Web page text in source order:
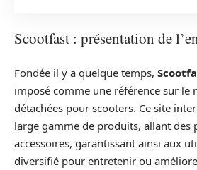
Scootfast : présentation de
Fondée il y a quelque temps,
imposé comme une référence sur le
détachées pour scooters. Ce site
large gamme de produits, allant des
accessoires, garantissant ainsi aux
diversifié pour entretenir ou